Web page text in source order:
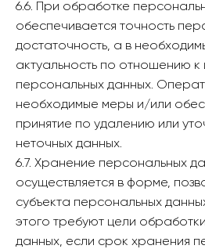
6.6. При обработке
обеспечивается точность
достаточность, а в
актуальность по отношению
персональных данных.
необходимые меры и/или
принятие по удалению или
неточных данных.
6.7. Хранение персональных
осуществляется в форме,
субъекта персональных
этого требуют цели
данных, если срок хранения